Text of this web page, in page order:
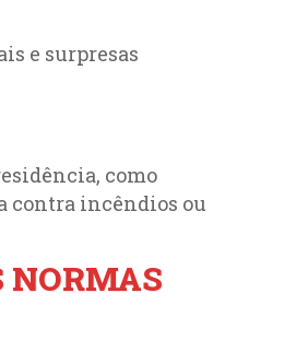
e surpresas
como
contra incêndios ou
NORMAS